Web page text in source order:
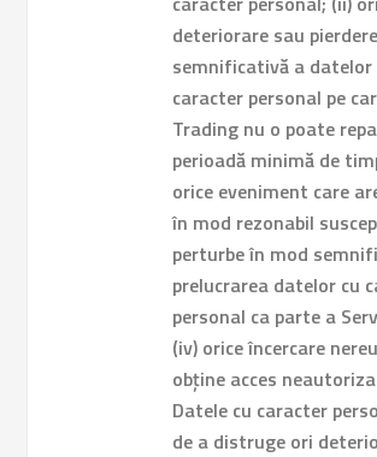
deteriorare sau pierdere
semnificativă a datelor
caracter personal pe
Trading nu o poate
perioadă minimă de
orice eveniment care
în mod rezonabil
perturbe în mod
prelucrarea datelor cu
personal ca parte a
(iv) orice încercare
obține acces
Datele cu caracter
de a distruge ori